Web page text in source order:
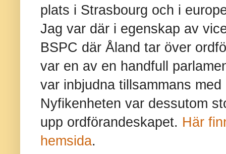
plats i Strasbourg och i
Jag var där i egenskap av
BSPC där Åland tar över
var en av en handfull
var inbjudna tillsammans
Nyfikenheten var dessutom
upp ordförandeskapet. Här
hemsida.